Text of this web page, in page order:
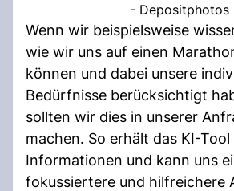
- Depositphotos
Wenn wir beispielsweise
wie wir uns auf einen
können und dabei unsere
Bedürfnisse berücksichtigt
sollten wir dies in unserer
machen. So erhält das KI-
Informationen und kann uns
fokussiertere und hilfreichere